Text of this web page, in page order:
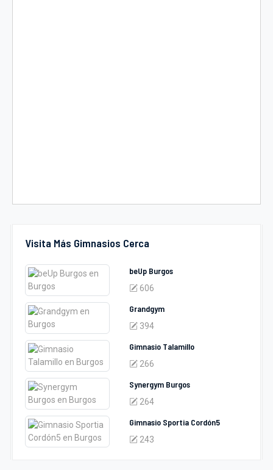
Visita Más Gimnasios Cerca
beUp Burgos
606
Grandgym
394
Gimnasio Talamillo
266
Synergym Burgos
264
Gimnasio Sportia Cordón5
243